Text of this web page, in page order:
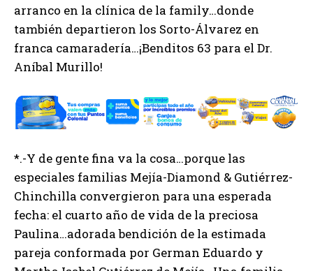
arranco en la clínica de la family…donde
también departieron los Sorto-Álvarez en
franca camaradería…¡Benditos 63 para el Dr.
Aníbal Murillo!
*.-Y de gente fina va la cosa…porque las
especiales familias Mejía-Diamond & Gutiérrez-
Chinchilla convergieron para una esperada
fecha: el cuarto año de vida de la preciosa
Paulina…adorada bendición de la estimada
pareja conformada por German Eduardo y